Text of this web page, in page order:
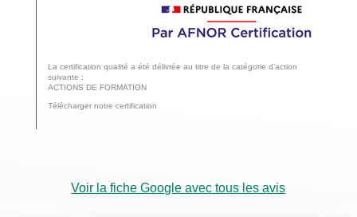
La certification qualité a été délivrée au titre de la catégorie d’action
suivante :
ACTIONS DE FORMATION
Télécharger notre certification
Voir la fiche Google avec tous les avis